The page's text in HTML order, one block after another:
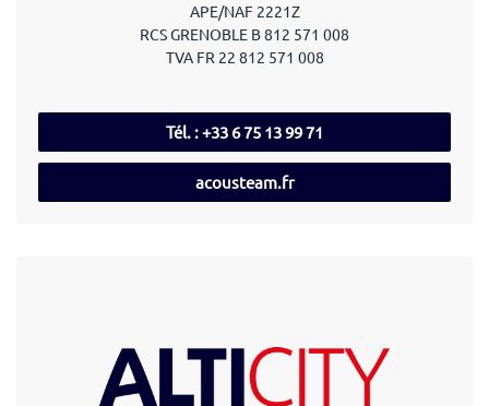
APE/NAF 2221Z
RCS GRENOBLE B 812 571 008
TVA FR 22 812 571 008
Tél. : +33 6 75 13 99 71
acousteam.fr